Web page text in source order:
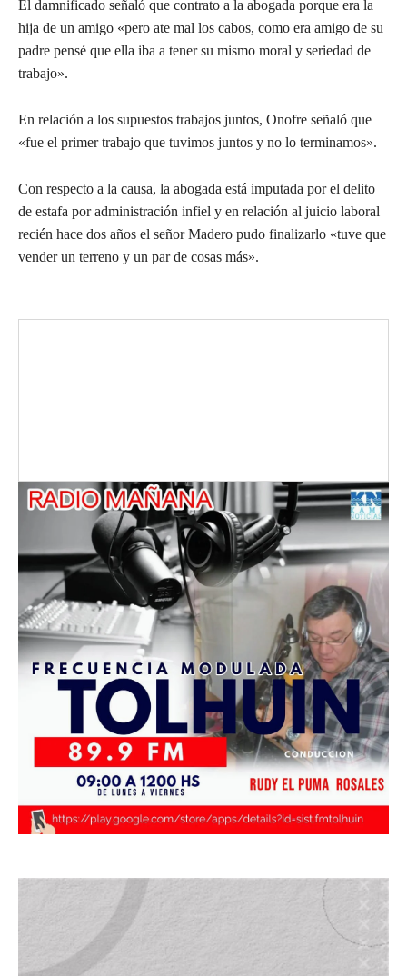
El damnificado señaló que contrato a la abogada porque era la
hija de un amigo «pero ate mal los cabos, como era amigo de su
padre pensé que ella iba a tener su mismo moral y seriedad de
trabajo».
En relación a los supuestos trabajos juntos, Onofre señaló que
«fue el primer trabajo que tuvimos juntos y no lo terminamos».
Con respecto a la causa, la abogada está imputada por el delito
de estafa por administración infiel y en relación al juicio laboral
recién hace dos años el señor Madero pudo finalizarlo «tuve que
vender un terreno y un par de cosas más».